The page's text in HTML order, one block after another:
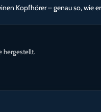
Kopfhörer – genau so, wie
hergestellt.